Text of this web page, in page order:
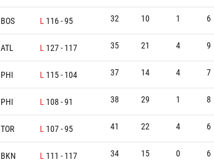
BOS L 116-95 32 10 1 6
ATL L 127- 117 35 21 4 9
PHI L 115- 104 37 14 4 7
PHI L 108 -91 38 29 1 8
TOR L 107-95 41 22 4 6
BKN L 111 - 117 34 15 0 6